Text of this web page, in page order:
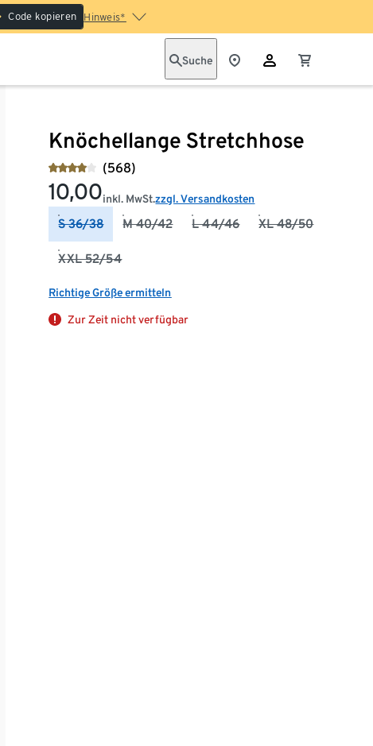
Code kopieren Hinweis*
Suche
Knöchellange Stretchhose
(568)
10,00inkl. MwSt.zzgl. Versandkosten
S 36/38 M 40/42 L 44/46 XL 48/50
XXL 52/54
Richtige Größe ermitteln
Zur Zeit nicht verfügbar